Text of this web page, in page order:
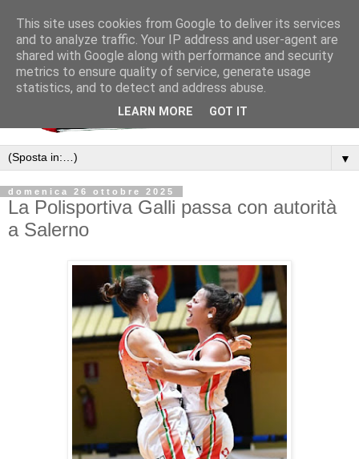
▼
domenica 26 ottobre 2025
La Polisportiva Galli passa con autorità
a Salerno
This site uses cookies from Google to deliver its services
and to analyze traffic. Your IP address and user-agent are
shared with Google along with performance and security
metrics to ensure quality of service, generate usage
statistics, and to detect and address abuse.
LEARN MORE GOT IT